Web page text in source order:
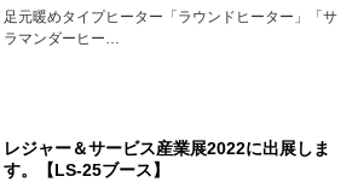
足元暖めタイプヒーター「ラウンドヒーター」「サ
ラマンダーヒー…
レジャー＆サービス産業展2022に出展しま
す。【LS-25ブース】